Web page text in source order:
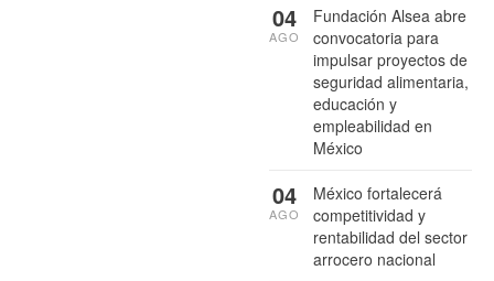
Fundación Alsea abre
convocatoria para
impulsar proyectos de
seguridad alimentaria,
educación y
empleabilidad en
México
04
AGO
México fortalecerá
competitividad y
rentabilidad del sector
arrocero nacional
04
AGO